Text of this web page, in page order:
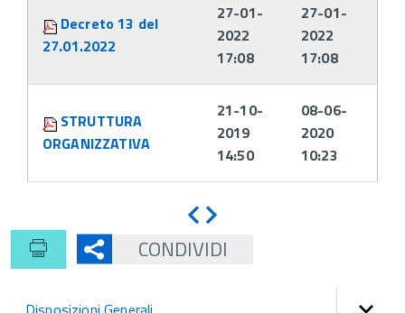
Decreto 13 del
27.01.2022
27-01-
2022
17:08
27-01-
2022
17:08
STRUTTURA
ORGANIZZATIVA
21-10-
2019
14:50
08-06-
2020
10:23
Indietro
CONDIVIDI